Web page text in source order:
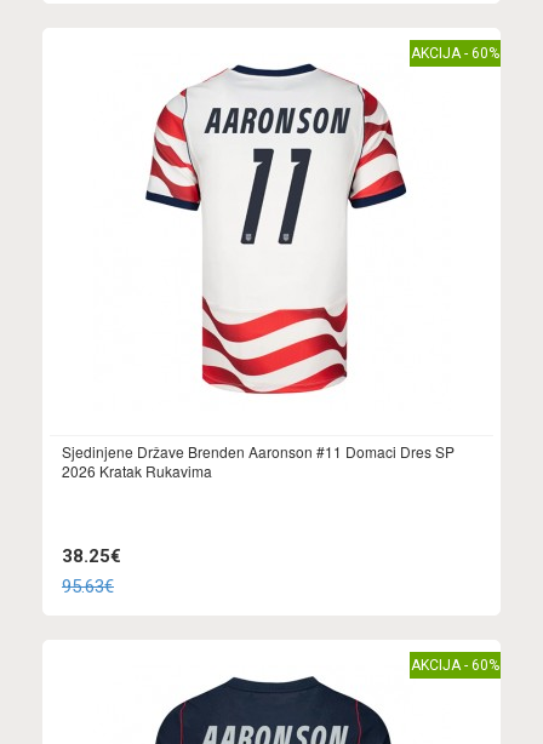
AKCIJA - 60%
Sjedinjene Države Brenden Aaronson #11 Domaci Dres SP
2026 Kratak Rukavima
38.25€
95.63€
AKCIJA - 60%